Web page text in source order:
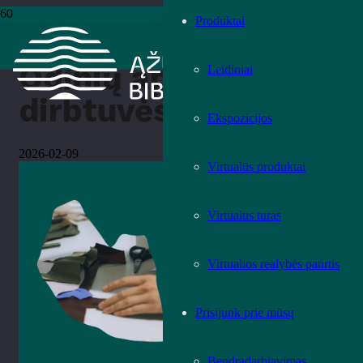
Produktai
Leidiniai
Ekspozicijos
Virtualūs produktai
Virtualus turas
Virtualios realybės patirtis
Prisijunk prie mūsų
Odinių apyrankių dirbtuvės
Odinių apyrankių
dirbtuvės
2026-02-09